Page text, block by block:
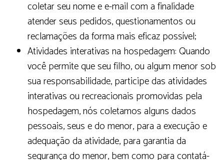
coletar seu nome e e-mail com a finalidade
atender seus pedidos, questionamentos ou
reclamações da forma mais eficaz possível;
Atividades interativas na hospedagem: Quando
você permite que seu filho, ou algum menor sob
sua responsabilidade, participe das atividades
interativas ou recreacionais promovidas pela
hospedagem, nós coletamos alguns dados
pessoais, seus e do menor, para a execução e
adequação da atividade, para garantia da
segurança do menor, bem como para contatá-